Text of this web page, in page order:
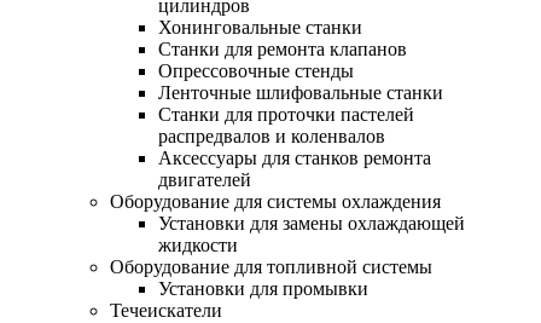
цилиндров
Хонинговальные станки
Станки для ремонта клапанов
Опрессовочные стенды
Ленточные шлифовальные станки
Станки для проточки пастелей
распредвалов и коленвалов
Аксессуары для станков ремонта
двигателей
Оборудование для системы охлаждения
Установки для замены охлаждающей
жидкости
Оборудование для топливной системы
Установки для промывки
Течеискатели